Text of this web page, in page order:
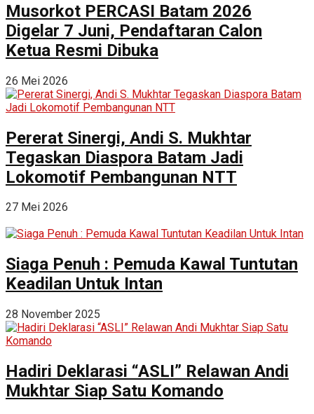
Musorkot PERCASI Batam 2026
Digelar 7 Juni, Pendaftaran Calon
Ketua Resmi Dibuka
26 Mei 2026
Pererat Sinergi, Andi S. Mukhtar
Tegaskan Diaspora Batam Jadi
Lokomotif Pembangunan NTT
27 Mei 2026
Siaga Penuh : Pemuda Kawal Tuntutan
Keadilan Untuk Intan
28 November 2025
Hadiri Deklarasi “ASLI” Relawan Andi
Mukhtar Siap Satu Komando